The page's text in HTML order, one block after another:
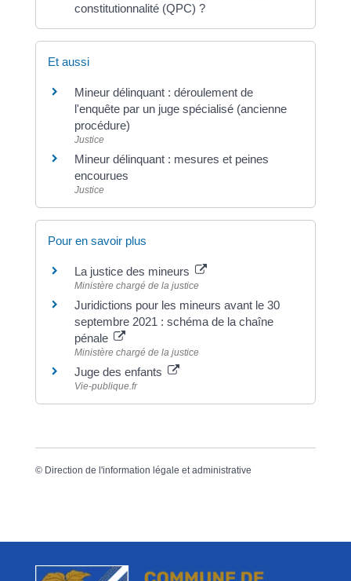
constitutionnalité (QPC) ?
Et aussi
Mineur délinquant : déroulement de
l'enquête par un juge spécialisé (ancienne
procédure)
Justice
Mineur délinquant : mesures et peines
encourues
Justice
Pour en savoir plus
La justice des mineurs
Ministère chargé de la justice
Juridictions pour les mineurs avant le 30
septembre 2021 : schéma de la chaîne
pénale
Ministère chargé de la justice
Juge des enfants
Vie-publique.fr
© Direction de l'information légale et administrative